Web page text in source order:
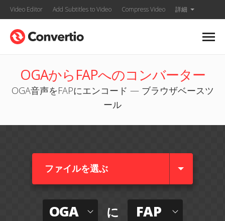
Video Editor Add Subtitles to Video Compress Video 詳細
OGAからFAPへのコンバーター
OGA音声をFAPにエンコード — ブラウザベースツ
ール
ファイルを選ぶ
OGA に FAP